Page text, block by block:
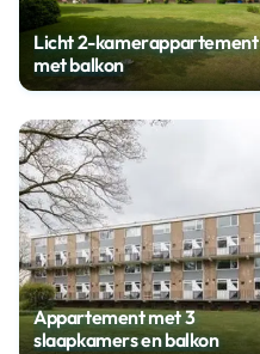
Licht 2-kamerappartement
met balkon
Appartement met 3
slaapkamers en balkon